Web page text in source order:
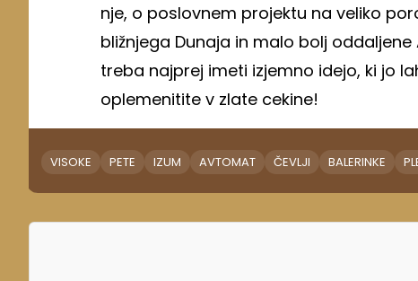
nje, o poslovnem projektu na veliko
bližnjega Dunaja in malo bolj
treba najprej imeti izjemno idejo, ki jo
oplemenitite v zlate cekine!
VISOKE PETE IZUM AVTOMAT ČEVLJI BALERINKE